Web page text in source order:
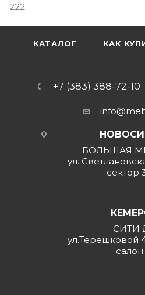
222
КАТАЛОГ КАК
+7 (383) 388-72-10
БОЛЬШАЯ
ул.
сектор
СИТИ
ул.Терешковой
салон